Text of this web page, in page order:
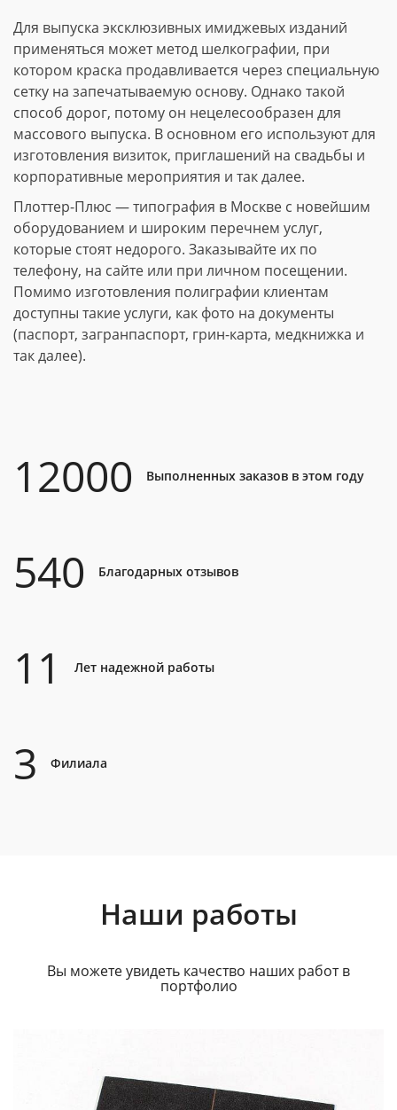
Для выпуска эксклюзивных имиджевых изданий
применяться может метод шелкографии, при
котором краска продавливается через специальную
сетку на запечатываемую основу. Однако такой
способ дорог, потому он нецелесообразен для
массового выпуска. В основном его используют для
изготовления визиток, приглашений на свадьбы и
корпоративные мероприятия и так далее.
Плоттер-Плюс — типография в Москве с новейшим
оборудованием и широким перечнем услуг,
которые стоят недорого. Заказывайте их по
телефону, на сайте или при личном посещении.
Помимо изготовления полиграфии клиентам
доступны такие услуги, как фото на документы
(паспорт, загранпаспорт, грин-карта, медкнижка и
так далее).
12000 Выполненных заказов в этом году
540 Благодарных отзывов
11 Лет надежной работы
3 Филиала
Наши работы
Вы можете увидеть качество наших работ в
портфолио